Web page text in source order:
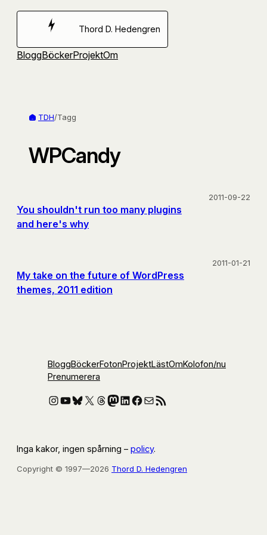
Hoppa
Thord D. Hedengren
BloggBöckerProjektOm
TDH/Tagg
WPCandy
You shouldn't run too many plugins
and here's why
2011-09-22
My take on the future of WordPress
themes, 2011 edition
2011-01-21
BloggBöckerFotonProjektLästOmKolofon/nu
Prenumerera
Instagram
YouTube
Bluesky
X Threads
Mastodon
LinkedIn
Facebook
E-postRSS-flöde
Inga kakor, ingen spårning – policy.
Copyright © 1997—2026 Thord D. Hedengren